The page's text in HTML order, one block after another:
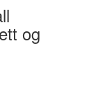
og